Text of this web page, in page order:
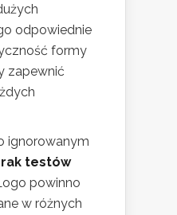
odpowiednie
formy
zapewnić
ignorowanym
testów
powinno
w różnych